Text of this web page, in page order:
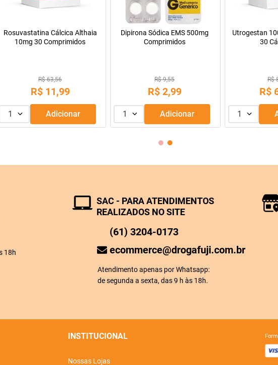
Pregomin Fórmula Infantil para
Lactentes Pepti 400g
R$ 169,99
ou3x de R$ 56,66
1 Adicionar
Máscara de Tratamento Lola
Cosmetics Morte Súbita 450g
R$ 43,99
R$ 39,99
1 Adicionar
Resfenol com
R$
R$
1
18h
SAC - PARA ATENDIMENTOS
REALIZADOS NO SITE
(61) 3204-0173
ecommerce@drogafuji.com.br
Atendimento apenas por Whatsapp:
de segunda a sexta, das 9 h às 18h.
INSTITUCIONAL
Nossas Lojas